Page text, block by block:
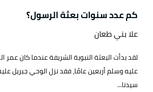
كم عدد سنوات بعثة الرسول؟
علا بني طعان
لقد بدأت البعثة النبوية الشريفة عندما كان عمر
عليه وسلم أربعين عامًا، فقد نزل الوحي جبريل
سيدنا...